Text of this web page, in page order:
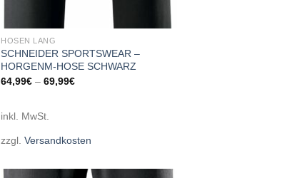
HOSEN LANG
SCHNEIDER SPORTSWEAR –
HORGENM-HOSE SCHWARZ
64,99€ –69,99€
inkl. MwSt.
zzgl.Versandkosten